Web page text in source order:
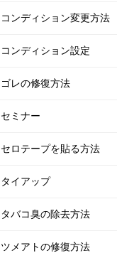
コンディション変更方法
コンディション設定
ゴレの修復方法
セミナー
セロテープを貼る方法
タイアップ
タバコ臭の除去方法
ツメアトの修復方法